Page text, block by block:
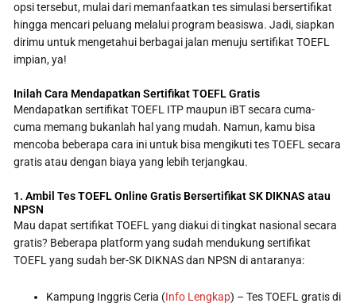
opsi tersebut, mulai dari memanfaatkan tes simulasi bersertifikat
hingga mencari peluang melalui program beasiswa. Jadi, siapkan
dirimu untuk mengetahui berbagai jalan menuju sertifikat TOEFL
impian, ya!
Inilah Cara Mendapatkan Sertifikat TOEFL Gratis
Mendapatkan sertifikat TOEFL ITP maupun iBT secara cuma-
cuma memang bukanlah hal yang mudah. Namun, kamu bisa
mencoba beberapa cara ini untuk bisa mengikuti tes TOEFL secara
gratis atau dengan biaya yang lebih terjangkau.
1. Ambil Tes TOEFL Online Gratis Bersertifikat SK DIKNAS atau
NPSN
Mau dapat sertifikat TOEFL yang diakui di tingkat nasional secara
gratis? Beberapa platform yang sudah mendukung sertifikat
TOEFL yang sudah ber-SK DIKNAS dan NPSN di antaranya:
Kampung Inggris Ceria (Info Lengkap) – Tes TOEFL gratis di